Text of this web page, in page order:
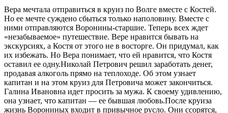
Вера мечтала отправиться в круиз по Волге вместе с Костей.
Но ее мечте суждено сбыться только наполовину. Вместе с
ними отправляются Воронины-старшие. Теперь всех ждет
«незабываемое» путешествие. Вере нравится бывать на
экскурсиях, а Костя от этого не в восторге. Он придумал, как
их избежать. Но Вера понимает, что ей нравится, что Костя
оставил ее одну.Николай Петрович решил заработать денег,
продавая алкоголь прямо на теплоходе. Об этом узнает
капитан и на этом круиз для Петровича может закончиться.
Галина Ивановна идет просить за мужа. К своему удивлению,
она узнает, что капитан — ее бывшая любовь.После круиза
жизнь Ворониных входит в привычное русло. Они ссорятся,